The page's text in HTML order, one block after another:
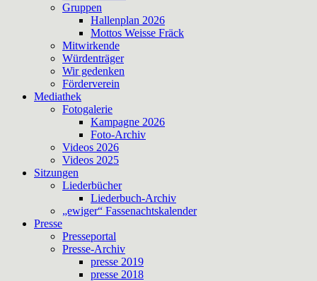
Gruppen
Hallenplan 2026
Mottos Weisse Fräck
Mitwirkende
Würdenträger
Wir gedenken
Förderverein
Mediathek
Fotogalerie
Kampagne 2026
Foto-Archiv
Videos 2026
Videos 2025
Sitzungen
Liederbücher
Liederbuch-Archiv
„ewiger“ Fassenachtskalender
Presse
Presseportal
Presse-Archiv
presse 2019
presse 2018